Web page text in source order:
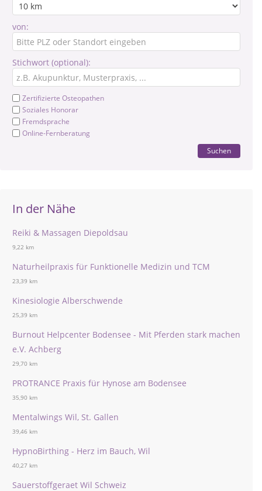
von:
Stichwort (optional):
Zertifizierte Osteopathen
Soziales Honorar
Fremdsprache
Online-Fernberatung
Suchen
In der Nähe
Reiki & Massagen Diepoldsau
9,22 km
Naturheilpraxis für Funktionelle Medizin und TCM
23,39 km
Kinesiologie Alberschwende
25,39 km
Burnout Helpcenter Bodensee - Mit Pferden stark machen
e.V. Achberg
29,70 km
PROTRANCE Praxis für Hynose am Bodensee
35,90 km
Mentalwings Wil, St. Gallen
39,46 km
HypnoBirthing - Herz im Bauch, Wil
40,27 km
Sauerstoffgeraet Wil Schweiz